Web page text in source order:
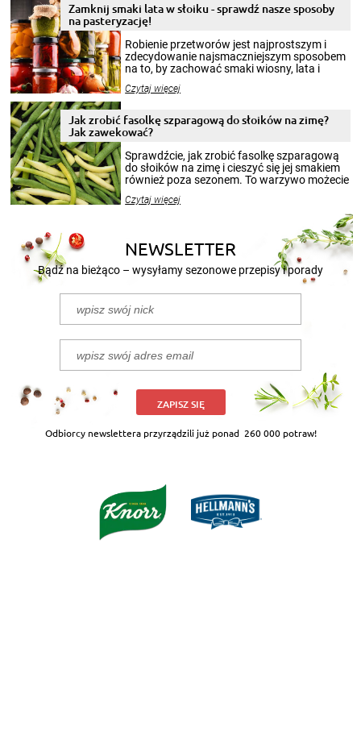
Zamknij smaki lata w słoiku - sprawdź nasze sposoby
na pasteryzację!
Robienie przetworów jest najprostszym i
zdecydowanie najsmaczniejszym sposobem
na to, by zachować smaki wiosny, lata i
krajobrazów, by cieszyć nimi oko w sezonie
pełni poczuć atmosferę cieplejszych
miesięcy. Przygotowanie słoików ze
patenty, które pozwolą zachować świeżość
przetworów.
Czytaj więcej
Jak zrobić fasolkę szparagową do słoików na zimę?
Jak zawekować?
Sprawdźcie, jak zrobić fasolkę szparagową
do słoików na zimę i cieszyć się jej smakiem
również poza sezonem. To warzywo możecie
nasze propozycje!
Czytaj więcej
NEWSLETTER
Bądź na bieżąco – wysyłamy sezonowe przepisy i porady
ZAPISZ SIĘ
Odbiorcy newslettera przyrządzili już ponad 260 000 potraw!